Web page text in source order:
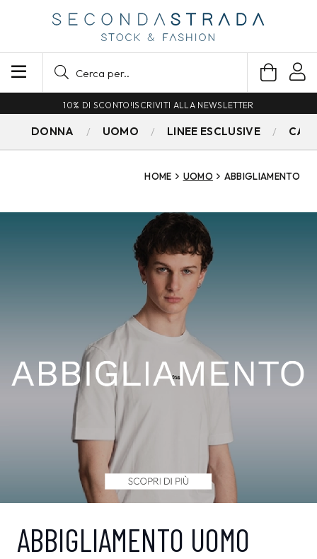
SPEDIZIONE GRATUITA PER ORDINI SUPERIORI A 79€
DONNA UOMO LINEE ESCLUSIVE
HOME UOMO ABBIGLIAMENTO
ABBIGLIAMENTO UOMO